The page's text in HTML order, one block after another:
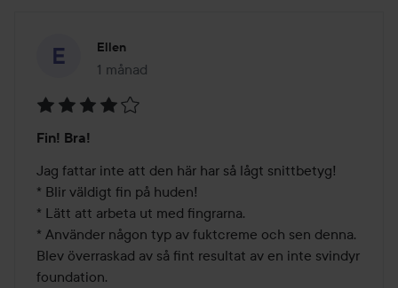
Ellen
1 månad
Inlägget skapades 1 månad
4
av
5
Fin! Bra!
Jag fattar inte att den här har så lågt snittbetyg!
* Blir väldigt fin på huden!
* Lätt att arbeta ut med fingrarna.
* Använder någon typ av fuktcreme och sen denna.
Blev överraskad av så fint resultat av en inte svindyr
foundation.